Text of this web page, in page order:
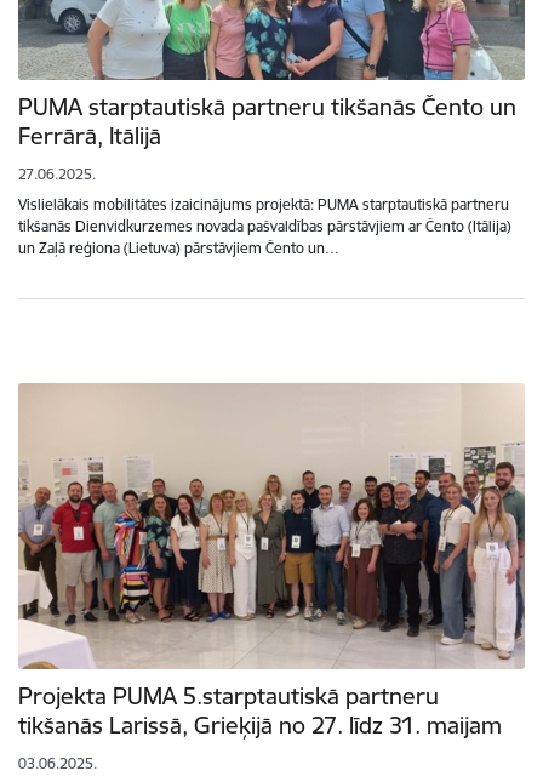
PUMA starptautiskā partneru tikšanās Čento un
Ferrārā, Itālijā
27.06.2025.
Vislielākais mobilitātes izaicinājums projektā: PUMA starptautiskā partneru
tikšanās Dienvidkurzemes novada pašvaldības pārstāvjiem ar Čento (Itālija)
un Zaļā reģiona (Lietuva) pārstāvjiem Čento un…
Projekta PUMA 5.starptautiskā partneru
tikšanās Larissā, Grieķijā no 27. līdz 31. maijam
03.06.2025.